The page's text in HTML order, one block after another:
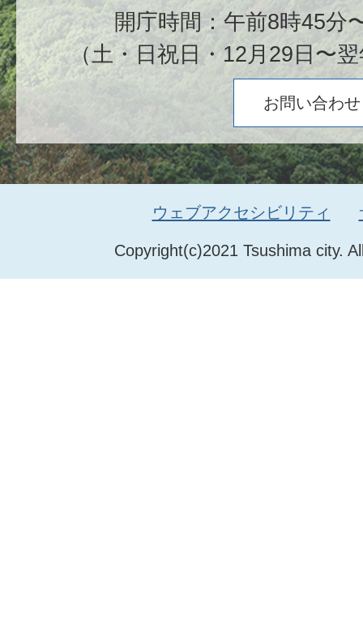
開庁時間：午前8時45分
（土・日祝日・12月29日〜
お問い合わせ
Copyright(c)2021 Tsushima city.
ウェブアクセシビリティ